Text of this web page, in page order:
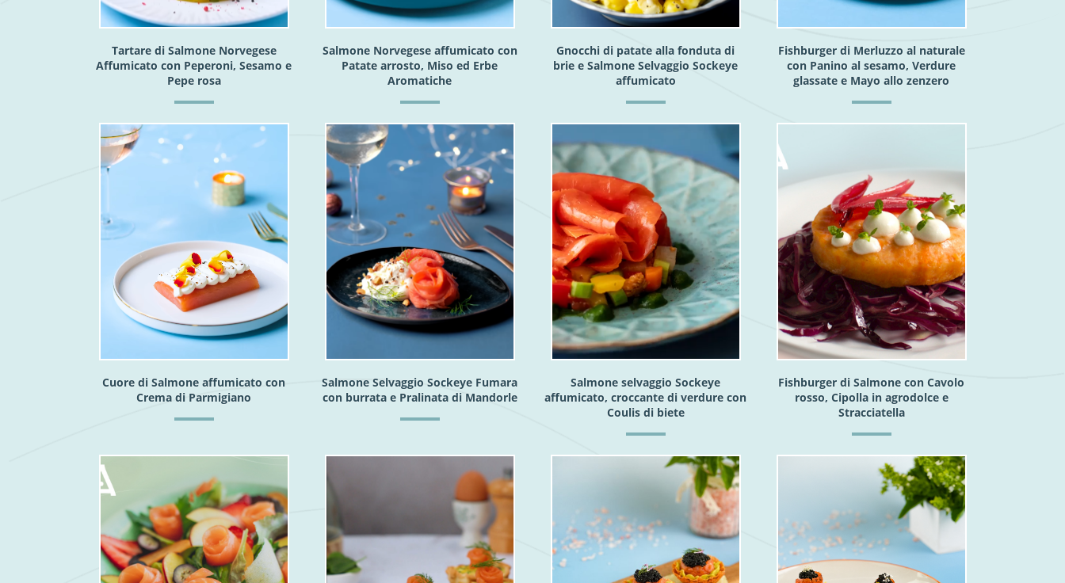
Tartare di Salmone Norvegese
Affumicato con Peperoni, Sesamo e
Pepe rosa
Salmone Norvegese affumicato con
Patate arrosto, Miso ed Erbe
Aromatiche
Gnocchi di patate alla fonduta di
brie e Salmone Selvaggio Sockeye
affumicato
Fishburger di Merluzzo al naturale
con Panino al sesamo, Verdure
glassate e Mayo allo zenzero
Cuore di Salmone affumicato con
Crema di Parmigiano
Salmone Selvaggio Sockeye Fumara
con burrata e Pralinata di Mandorle
Salmone selvaggio Sockeye
affumicato, croccante di verdure con
Coulis di biete
Fishburger di Salmone con Cavolo
rosso, Cipolla in agrodolce e
Stracciatella